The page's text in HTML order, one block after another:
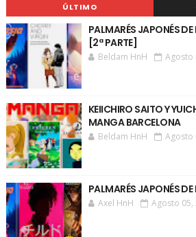
ÚLTIMO
PALMARÉS JAPONÉS
[2ª PARTE]
Beldam HnH Agosto
KEIICHIRO SAITO Y
MANGA BARCELONA
Beldam HnH Agosto
PALMARÉS JAPONÉS
Axel HnH Agosto 05,